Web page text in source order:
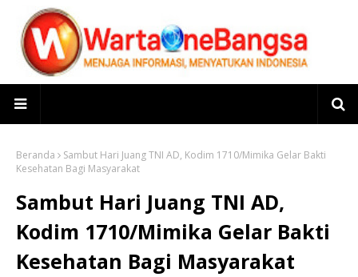
Beranda
Sambut Hari Juang TNI AD, Kodim 1710/Mimika Gelar Bakti
Kesehatan Bagi Masyarakat
Sambut Hari Juang TNI AD,
Kodim 1710/Mimika Gelar Bakti
Kesehatan Bagi Masyarakat